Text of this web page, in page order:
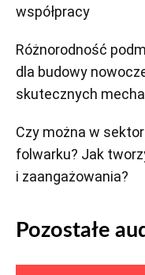
współpracy
Różnorodność
dla budowy
skutecznych
Czy można w
folwarku? Jak
i zaangażowania?
Pozostałe